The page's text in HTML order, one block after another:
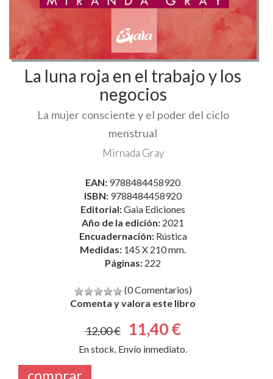
La luna roja en el trabajo y los
negocios
La mujer consciente y el poder del ciclo
menstrual
Mirnada Gray
9788484458920
Editorial: Gaia Ediciones
Encuadernación:Rústica
Medidas:145 X 210 mm.
Páginas: 222
(0 Comentarios)
Comenta y valora este libro
En stock. Envío inmediato.
Compartir en: